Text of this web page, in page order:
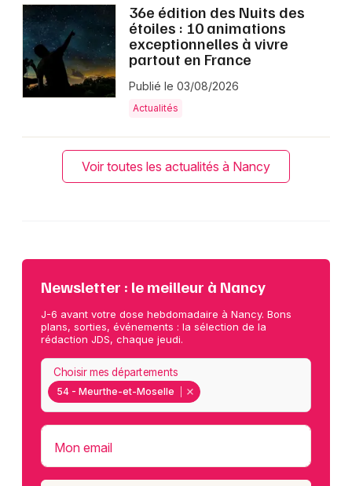
36e édition des Nuits des
étoiles : 10 animations
exceptionnelles à vivre
partout en France
Publié le 03/08/2026
Actualités
Voir toutes les actualités à Nancy
Newsletter : le meilleur à Nancy
J-6 avant votre dose hebdomadaire à Nancy. Bons
plans, sorties, événements : la sélection de la
rédaction JDS, chaque jeudi.
54 - Meurthe-et-Moselle
Choisir mes départements
Mon email